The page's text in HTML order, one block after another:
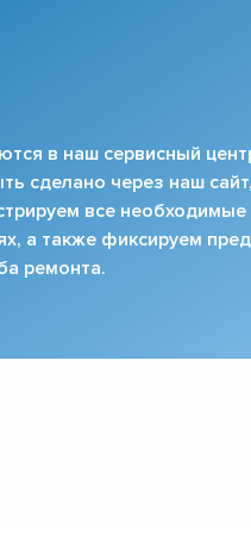
в наш сервисный
сделано через наш
все
а также фиксируем
ремонта.